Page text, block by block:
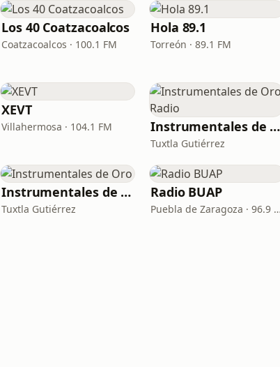
Los 40 Coatzacoalcos
Coatzacoalcos · 100.1 FM
Hola 89.1
Torreón · 89.1 FM
XEVT
Villahermosa · 104.1 FM Instrumentales de Oro Radio
Tuxtla Gutiérrez
Instrumentales de Oro
Tuxtla Gutiérrez
Radio BUAP
Puebla de